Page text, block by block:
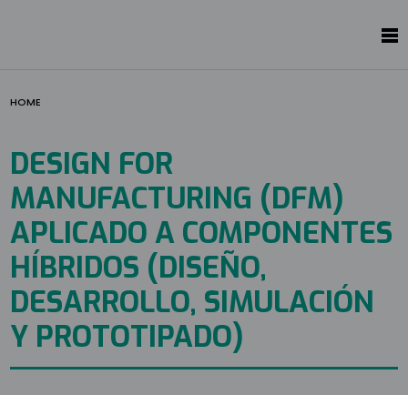
HOME
DESIGN FOR
MANUFACTURING (DFM)
APLICADO A COMPONENTES
HÍBRIDOS (DISEÑO,
DESARROLLO, SIMULACIÓN
Y PROTOTIPADO)